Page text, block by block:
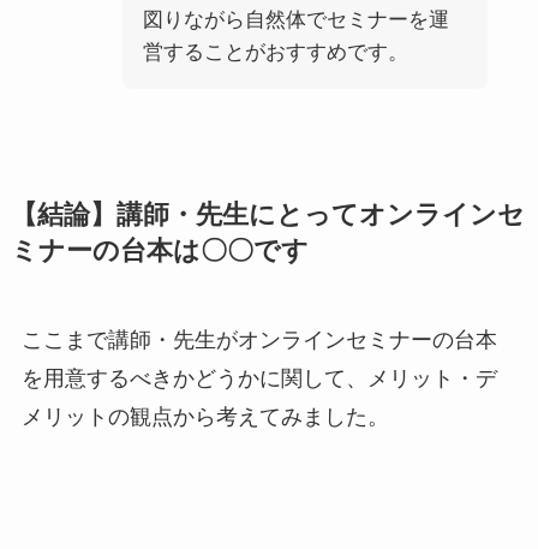
図りながら自然体でセミナーを運
営することがおすすめです。
【結論】講師・先生にとってオンラインセ
ミナーの台本は〇〇です
ここまで講師・先生がオンラインセミナーの台本
を用意するべきかどうかに関して、メリット・デ
メリットの観点から考えてみました。